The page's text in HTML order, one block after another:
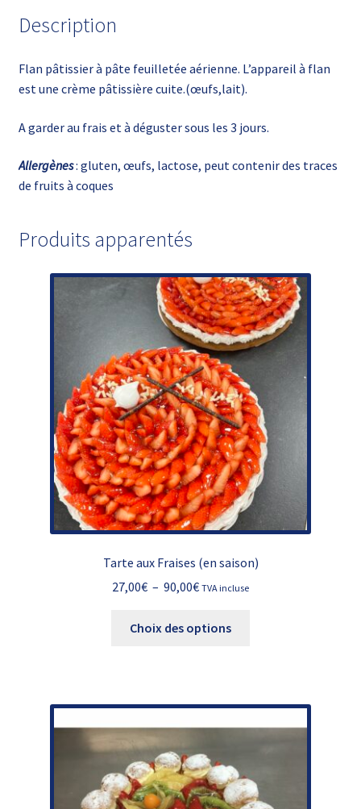
Description
Flan pâtissier à pâte feuilletée aérienne. L’appareil à flan
est une crème pâtissière cuite.(œufs,lait).
A garder au frais et à déguster sous les 3 jours.
Allergènes: gluten, œufs, lactose, peut contenir des traces
de fruits à coques
Produits apparentés
Tarte aux Fraises (en saison)
27,00€ – 90,00€Plage
prix :
TVA incluse
Choix des options
être
choisies